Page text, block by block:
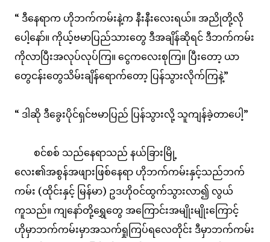
“ ဒီနေရာက ဟိုဘက်ကမ်းနဲ့က နီးနီးလေးရယ်။ အညိုတို့လို
ပေါ့နော်။ ကိုယ့်ဗမာပြည်သားတွေ ဒီအချိန်ဆိုရင် ဒီဘက်ကမ်း
ကိုလာပြီးအလုပ်လုပ်ကြ။ ငွေကလေးစုကြ။ ပြီးတော့ ယာ
တွေငန်းတွေသိမ်းချိန်ရောက်တော့ ပြန်သွားလိုက်ကြနဲ့”
“ ဒါဆို ဒီခွေးပိုင်ရှင်ဗမာပြည် ပြန်သွားလို့ သူကျန်ခဲ့တာပေါ့”
စင်စစ် သည်နေရာသည် နယ်ခြားမြို့
လေး၏အစွန်အဖျားဖြစ်နေရာ ဟိုဘက်ကမ်းနှင့်သည်ဘက်
ကမ်း (ထိုင်းနှင့် မြန်မာ) ဥဒဟိုဝင်ထွက်သွားလာ၍ လွယ်
ကူသည်။ ကျနော်တို့ရွှေတွေ အကြောင်းအမျိုးမျိုးကြောင့်
ဟိုမှာဘက်ကမ်းမှာအသက်ရှုကြပ်ရလေတိုင်း ဒီမှာဘက်ကမ်း